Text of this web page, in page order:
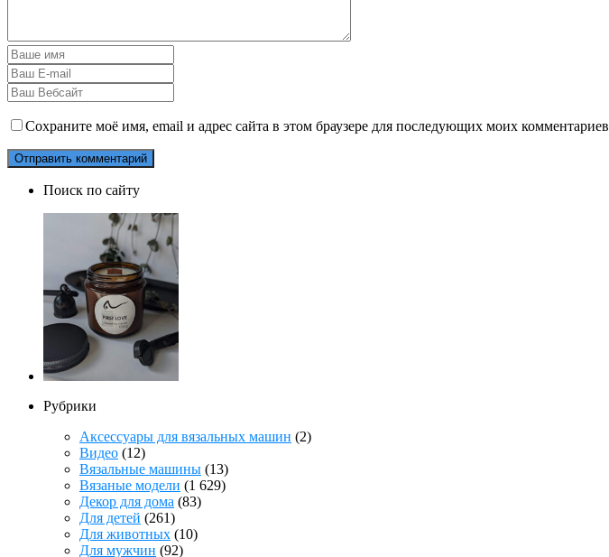
Сохраните моё имя, email и адрес сайта в этом браузере для последующих моих комментариев
Поиск по сайту
Рубрики
Аксессуары для вязальных машин (2)
Видео (12)
Вязальные машины (13)
Вязаные модели (1 629)
Декор для дома (83)
Для детей (261)
Для животных (10)
Для мужчин (92)